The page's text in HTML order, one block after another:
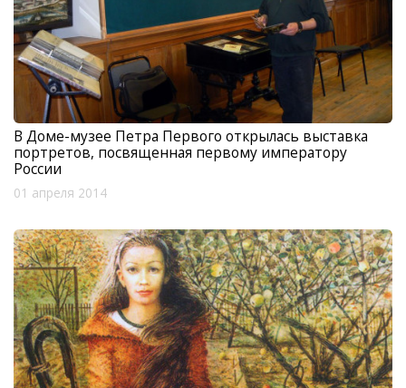
В Доме-музее Петра Первого открылась выставка
портретов, посвященная первому императору
России
01 апреля 2014